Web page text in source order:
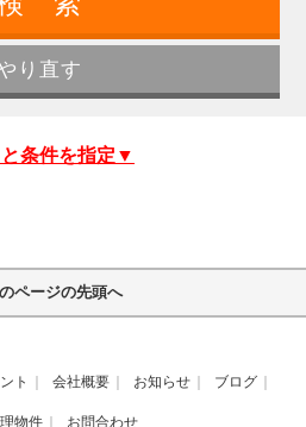
条件を指定▼
ページの先頭へ
ト 会社概要 お知らせ ブログ
物件 お問合わせ